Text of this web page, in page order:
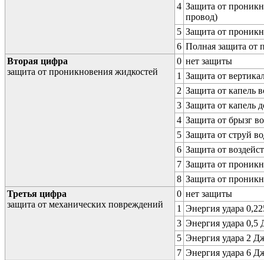
4 Защита от
провод)
5 Защита от
6 Полная защита от
Вторая цифра
защита от проникновения жидкостей
0 нет защиты
1 Защита от
2 Защита от капель
3 Защита от капель
4 Защита от брызг
5 Защита от струй
6 Защита от
7 Защита от
8 Защита от
Третья цифра
защита от механических повреждений
0 нет защиты
1 Энергия удара
3 Энергия удара 0,5
5 Энергия удара 2
7 Энергия удара 6